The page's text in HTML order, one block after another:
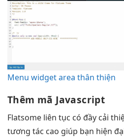
Menu widget area thân thiện
Thêm mã Javascript
Flatsome liên tục có đầy cải
tương tác cao giúp bạn hiện